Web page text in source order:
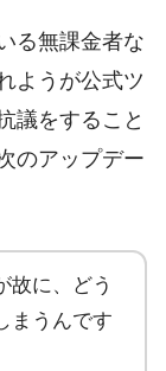
る無課金者な
ようが公式ツ
議をすること
のアップデー
故に、どう
まうんです